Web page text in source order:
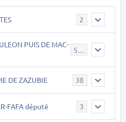
2
PUIS DE MAC-
543
DE ZAZUBIE 38
FAFA député 3